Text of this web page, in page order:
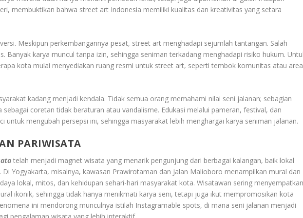
membuktikan bahwa street art Indonesia memiliki kualitas dan kreativitas yang setara
Meskipun perkembangannya pesat, street art menghadapi sejumlah tantangan. Salah
Banyak karya muncul tanpa izin, sehingga seniman terkadang menghadapi risiko hukum.
kota mulai menyediakan ruang resmi untuk street art, seperti tembok komunitas atau area
kadang menjadi kendala. Tidak semua orang memahami nilai seni jalanan; sebagian
sebagai coretan tidak beraturan atau vandalisme. Edukasi melalui pameran, festival, dan
untuk mengubah persepsi ini, sehingga masyarakat lebih menghargai karya seniman jalanan.
PARIWISATA
telah menjadi magnet wisata yang menarik pengunjung dari berbagai kalangan, baik lokal
Di Yogyakarta, misalnya, kawasan Prawirotaman dan Jalan Malioboro menampilkan mural dan
lokal, mitos, dan kehidupan sehari-hari masyarakat kota. Wisatawan sering menyempatkan
ikonik, sehingga tidak hanya menikmati karya seni, tetapi juga ikut mempromosikan kota
ini mendorong munculnya istilah Instagramable spots, di mana seni jalanan menjadi